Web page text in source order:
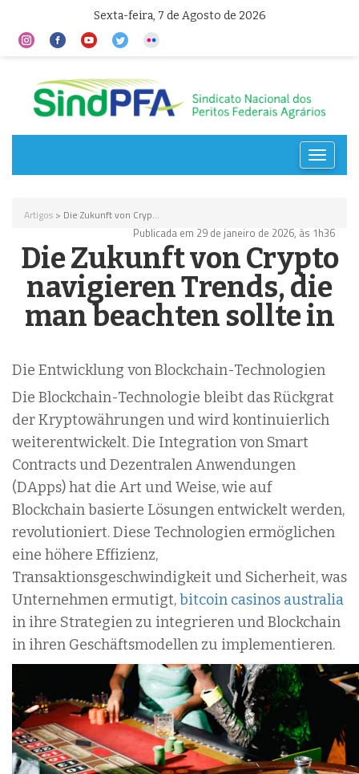
Sexta-feira, 7 de Agosto de 2026
Toggle
Artigos > Die Zukunft von Cryp...
Publicada em 29 de janeiro de 2026, às 1h36
Die Zukunft von Crypto
navigieren Trends, die
man beachten sollte in
Die Entwicklung von Blockchain-Technologien
Die Blockchain-Technologie bleibt das Rückgrat
der Kryptowährungen und wird kontinuierlich
weiterentwickelt. Die Integration von Smart
Contracts und Dezentralen Anwendungen
(DApps) hat die Art und Weise, wie auf
Blockchain basierte Lösungen entwickelt werden,
revolutioniert. Diese Technologien ermöglichen
eine höhere Effizienz,
Transaktionsgeschwindigkeit und Sicherheit, was
Unternehmen ermutigt,bitcoin casinos australia
in ihre Strategien zu integrieren und Blockchain
in ihren Geschäftsmodellen zu implementieren.